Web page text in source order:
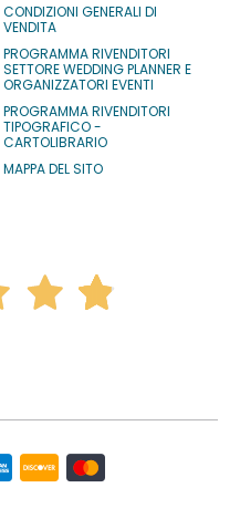
CONDIZIONI GENERALI DI
VENDITA
PROGRAMMA RIVENDITORI
SETTORE WEDDING PLANNER E
ORGANIZZATORI EVENTI
PROGRAMMA RIVENDITORI
TIPOGRAFICO -
CARTOLIBRARIO
MAPPA DEL SITO